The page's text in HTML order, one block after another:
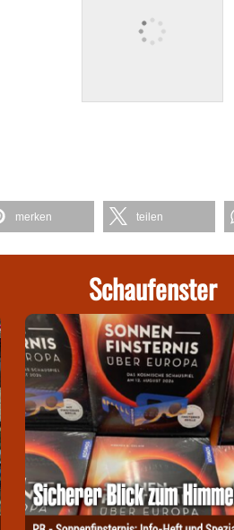
merken teilen
Schaufenster